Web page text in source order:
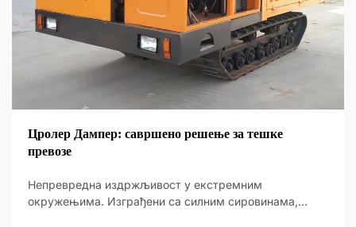
Цролер Дампер: савршено решење за тешке
превозе
Непревредна издржљивост у екстремним
окружењима. Изграђени са силним сировинама,